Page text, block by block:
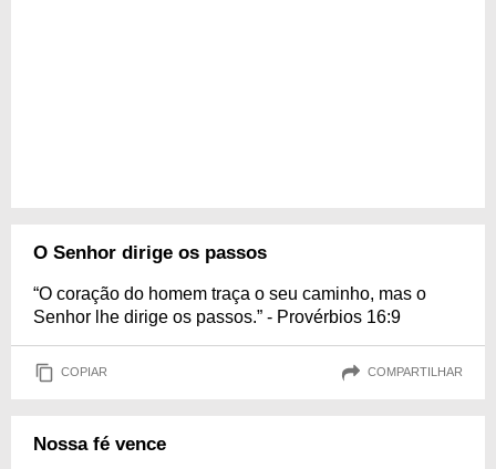
O Senhor dirige os passos
“O coração do homem traça o seu caminho, mas o
Senhor lhe dirige os passos.” - Provérbios 16:9
COPIAR COMPARTILHAR
Nossa fé vence